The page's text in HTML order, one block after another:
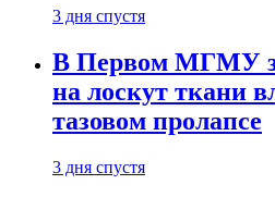
3 дня спустя
В Первом МГМУ
на лоскут ткани
тазовом пролапсе
3 дня спустя